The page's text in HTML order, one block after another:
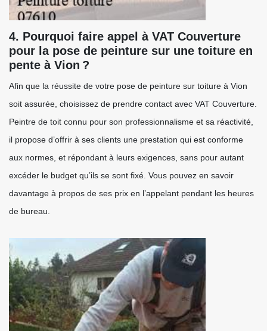
4. Pourquoi faire appel à VAT Couverture
pour la pose de peinture sur une toiture en
pente à Vion ?
Afin que la réussite de votre pose de peinture sur toiture à Vion
soit assurée, choisissez de prendre contact avec VAT Couverture.
Peintre de toit connu pour son professionnalisme et sa réactivité,
il propose d’offrir à ses clients une prestation qui est conforme
aux normes, et répondant à leurs exigences, sans pour autant
excéder le budget qu’ils se sont fixé. Vous pouvez en savoir
davantage à propos de ses prix en l’appelant pendant les heures
de bureau.